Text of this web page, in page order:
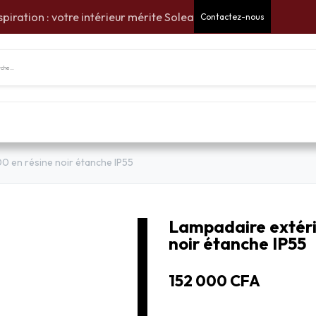
: votre intérieur mérite Solea Contactez-nous
en résine noir étanche IP55
Lampadaire
noir étanche IP55
152 000 CFA